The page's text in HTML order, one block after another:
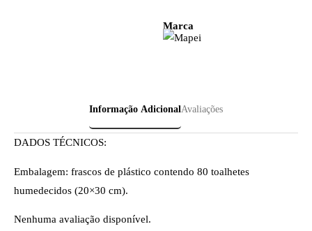
Marca
Informação AdicionalAvaliações
DADOS TÉCNICOS:
Embalagem: frascos de plástico contendo 80 toalhetes
humedecidos (20×30 cm).
Nenhuma avaliação disponível.